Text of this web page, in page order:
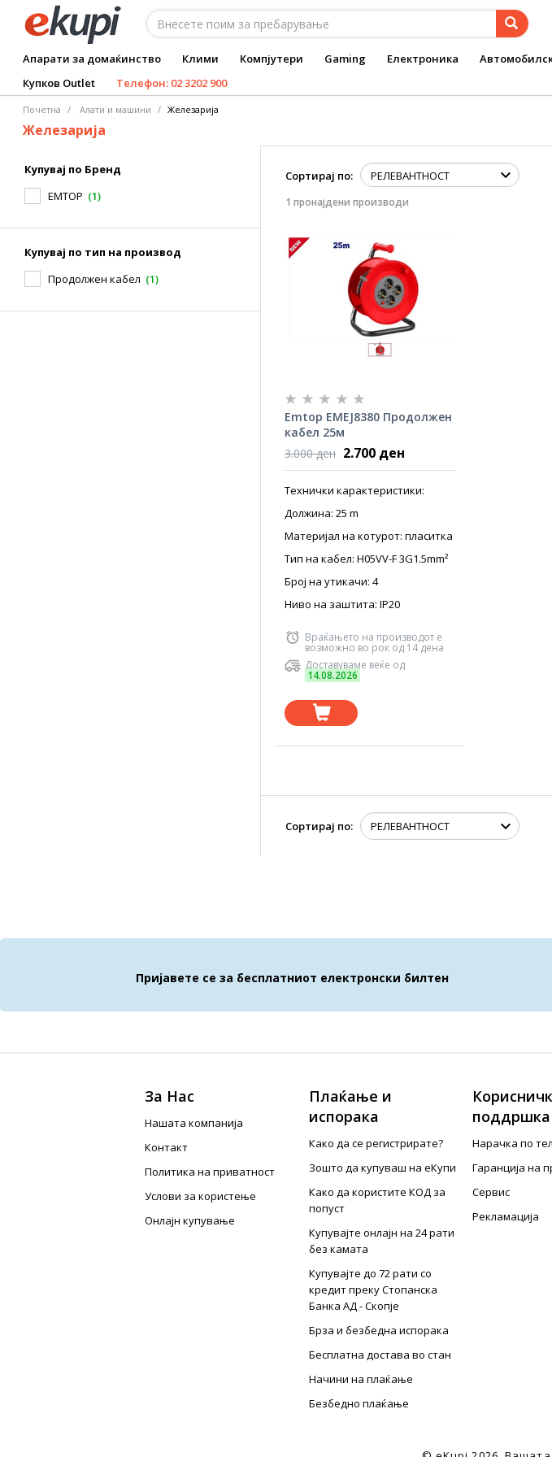
Апарати за домаќинство Клими Компјутери Gaming Електроника
Купков Outlet
Телефон: 02 3202 900
Почетна Алати и машини Железарија
Железарија
Купувај по Бренд
EMTOP (1)
Купувај по тип на производ
Продолжен кабел (1)
Сортирај по:
1 пронајдени производи
Emtop EMEJ8380 Продолжен
кабел 25м
3.000 ден 2.700 ден
Технички карактеристики:
Должина: 25 m
Материјал на котурот: пласитка
Тип на кабел: H05VV-F 3G1.5mm²
Број на утикачи: 4
Ниво на заштита: IP20
Враќањето на производот е
возможно во рок од 14 дена
Доставуваме веќе од
14.08.2026
Сортирај по:
Пријавете се за бесплатниот електронски билтен
За Нас
Нашата компанија
Контакт
Политика на приватност
Услови за користење
Онлајн купување
Плаќање и
испорака
Како да се регистрирате?
Зошто да купуваш на еКупи
Како да користите КОД за
попуст
Купувајте онлајн на 24 рати
без камата
Купувајте до 72 рати со
кредит преку Стопанска
Банка АД - Скопје
Брза и безбедна испорака
Бесплатна достава во стан
Начини на плаќање
Безбедно плаќање
поддршка
Нарачка по
Гаранција на
Сервис
Рекламација